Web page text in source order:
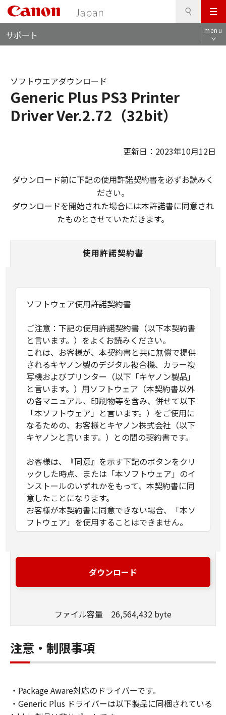
メ
ニ
ュ
サポート menu
Generic Plus PS3 Printer
Driver Ver.2.72（32bit）
ソフトウエアダウンロード
更新日：2023年10月12日
ダウンロード前に下記の使用許諾契約書を必ずお読みく
ださい。
ダウンロードを開始された場合には本許諾書に同意され
たものとさせていただきます。
使用許諾契約書
ソフトウェア使用許諾契約書
ご注意：下記の使用許諾契約書（以下本契約書
と言います。）をよくお読みください。
これは、お客様が、本契約書と共に無償で提供
されるキヤノン製のデジタル複合機、カラー複
写機およびプリンター（以下「キヤノン製品」
と言います。）用ソフトウェア（本契約書以外
の各マニュアル、印刷物等を含み、併せて以下
「本ソフトウェア」と言います。）をご使用に
なるための、お客様とキヤノン株式会社（以下
キヤノンと言います。）との間の契約書です。
お客様は、『同意』を示す下記のボタンをクリ
ックした時点、または「本ソフトウェア」のイ
ンストールのいずれかをもって、本契約書に同
意したことになります。
お客様が本契約書に同意できない場合、「本ソ
フトウェア」を使用することはできません。
(1) キヤノンは、お客様が「キヤノン製品」を利
用する目的のために、「キヤノン製品」に直接
（本契約書においては、「本ソフトウェア」を
ること、またはコンピューターにおいて表示す
ること、アクセスすること、もしくは実行する
ことのいずれも含むものとします。）するため
お客様は、また「指定機器」にネットワークを
通じて接続されたコンピューター上で、かかる
ダウンロード
ファイル容量 26,564,432 byte
注意・制限事項
・Package Aware対応のドライバーです。
・Generic Plus ドライバーは以下製品に同梱されている